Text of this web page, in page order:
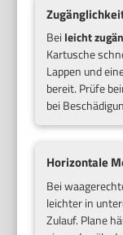
Bei leicht
Kartusche
Lappen und
bereit. Prüfe
bei
Horizontale
Bei
leichter in
Zulauf. Plane